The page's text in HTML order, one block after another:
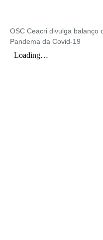
OSC Ceacri divulga balanço
Pandema da Covid-19